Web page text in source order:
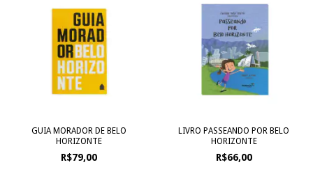
GUIA MORADOR DE BELO
HORIZONTE
R$79,00
LIVRO PASSEANDO POR BELO
HORIZONTE
R$66,00